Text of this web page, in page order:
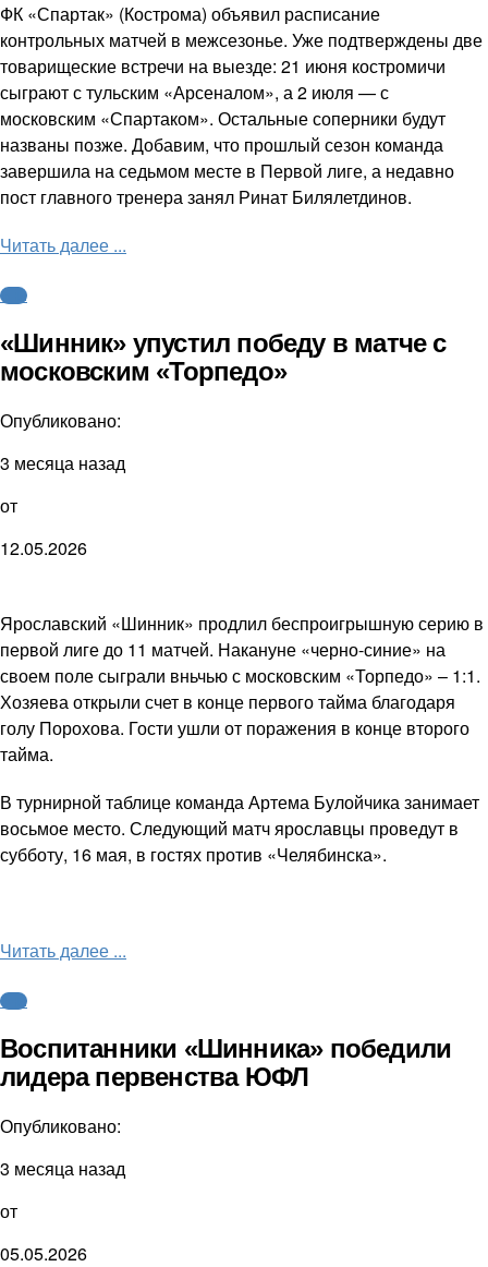
ФК «Спартак» (Кострома) объявил расписание
контрольных матчей в межсезонье. Уже подтверждены две
товарищеские встречи на выезде: 21 июня костромичи
сыграют с тульским «Арсеналом», а 2 июля — с
московским «Спартаком». Остальные соперники будут
названы позже. Добавим, что прошлый сезон команда
завершила на седьмом месте в Первой лиге, а недавно
пост главного тренера занял Ринат Билялетдинов.
Читать далее ...
ФНЛ
«Шинник» упустил победу в матче с
московским «Торпедо»
Опубликовано:
3 месяца назад
от
12.05.2026
Ярославский «Шинник» продлил беспроигрышную серию в
первой лиге до 11 матчей. Накануне «черно-синие» на
своем поле сыграли вньчью с московским «Торпедо» – 1:1.
Хозяева открыли счет в конце первого тайма благодаря
голу Порохова. Гости ушли от поражения в конце второго
тайма.
В турнирной таблице команда Артема Булойчика занимает
восьмое место. Следующий матч ярославцы проведут в
субботу, 16 мая, в гостях против «Челябинска».
Читать далее ...
ФНЛ
Воспитанники «Шинника» победили
лидера первенства ЮФЛ
Опубликовано:
3 месяца назад
от
05.05.2026